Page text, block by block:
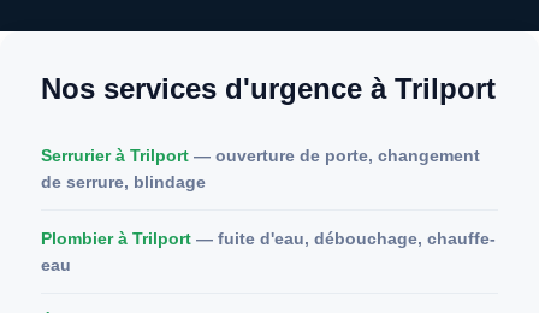
Nos services d'urgence à Trilport
Serrurier à Trilport — ouverture de porte, changement
de serrure, blindage
Plombier à Trilport — fuite d'eau, débouchage, chauffe-
eau